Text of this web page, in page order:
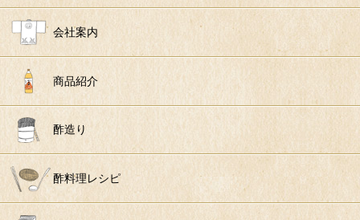
会社案内
商品紹介
酢造り
酢料理レシピ